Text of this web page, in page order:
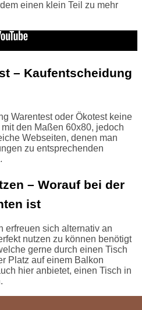
einen klein Teil zu mehr
– Kaufentscheidung
Warentest oder Ökotest keine
den Maßen 60x80, jedoch
Webseiten, denen man
zu entsprechenden
– Worauf bei der
ist
erfreuen sich alternativ an
nutzen zu können benötigt
gerne durch einen Tisch
Platz auf einem Balkon
hier anbietet, einen Tisch in